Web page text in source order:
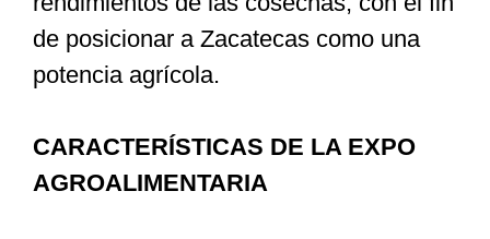
de posicionar a Zacatecas como una
potencia agrícola.
CARACTERÍSTICAS DE LA EXPO
AGROALIMENTARIA